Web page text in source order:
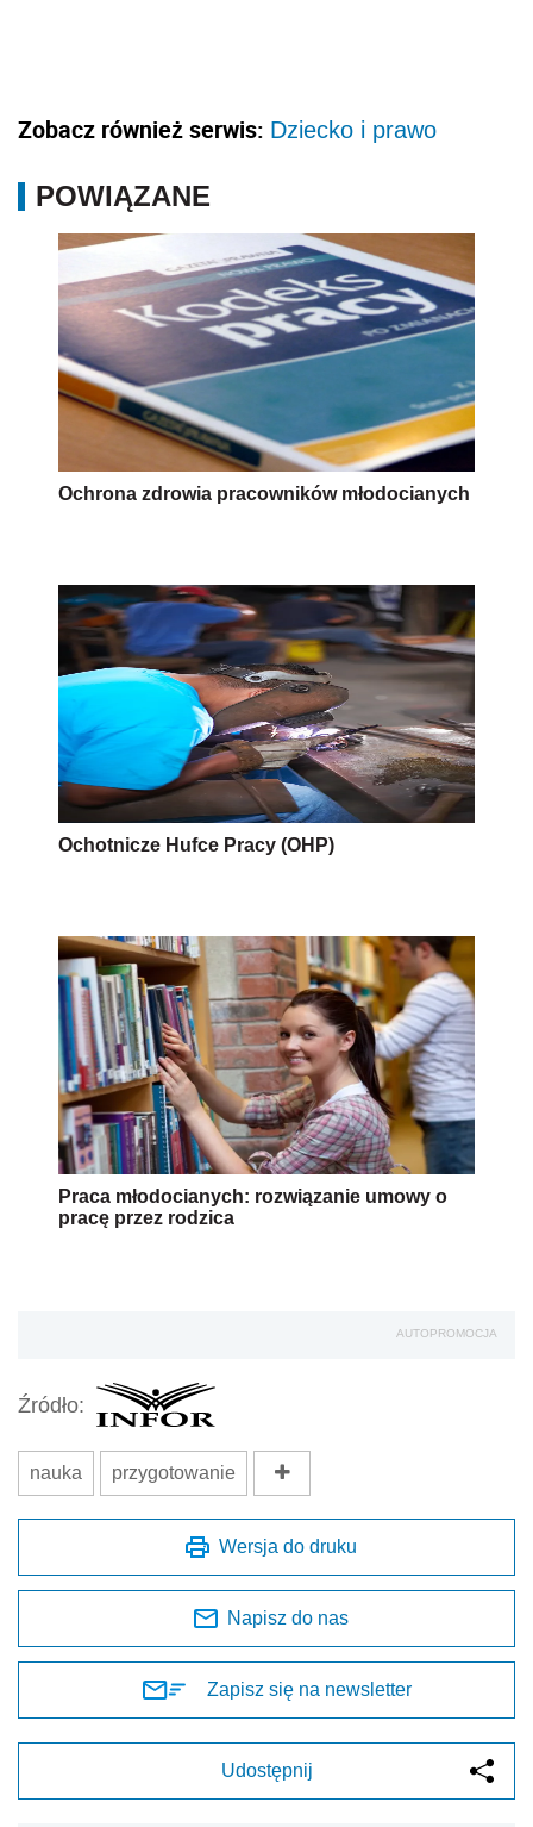
Zobacz również serwis: Dziecko i prawo
POWIĄZANE
Ochrona zdrowia pracowników młodocianych
Ochotnicze Hufce Pracy (OHP)
Praca młodocianych: rozwiązanie umowy o
pracę przez rodzica
AUTOPROMOCJA
Źródło:
nauka przygotowanie
Wersja do druku
Napisz do nas
Zapisz się na newsletter
Udostępnij